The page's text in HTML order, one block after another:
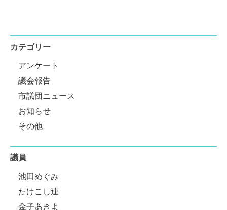
カテゴリー
アンケート
議会報告
市議団ニュース
お知らせ
その他
議員
池田めぐみ
たけこし連
金子あきよ